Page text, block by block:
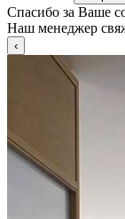
Спасибо за Ваше
Наш менеджер